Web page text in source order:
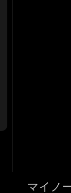
マイノ